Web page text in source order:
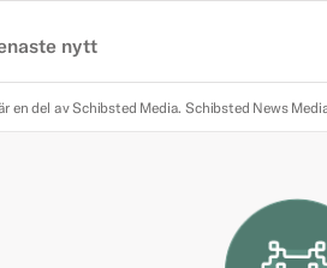
nytt
en del av Schibsted Media. Schibsted News